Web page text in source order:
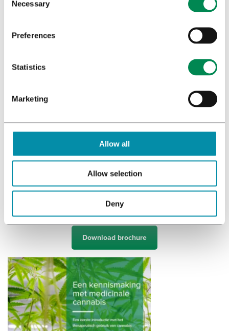
Necessary
Preferences
Statistics
Marketing
Allow all
Allow selection
Deny
Onze methode
Team Bedrocan
BEKIJK ONZE BEDRIJFSFILM
Download brochure